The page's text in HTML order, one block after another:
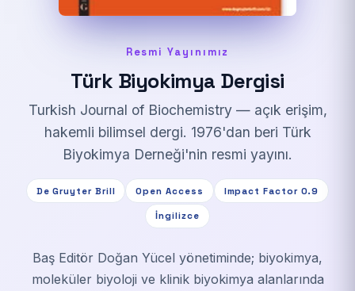
Resmi Yayınımız
Türk Biyokimya Dergisi
Turkish Journal of Biochemistry — açık erişim,
hakemli bilimsel dergi. 1976'dan beri Türk
Biyokimya Derneği'nin resmi yayını.
De Gruyter Brill Open Access Impact Factor 0.9
İngilizce
Baş Editör Doğan Yücel yönetiminde; biyokimya,
moleküler biyoloji ve klinik biyokimya alanlarında